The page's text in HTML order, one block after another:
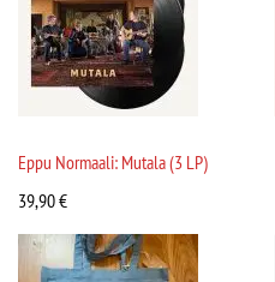
Eppu Normaali: Mutala (3 LP)
39,90€